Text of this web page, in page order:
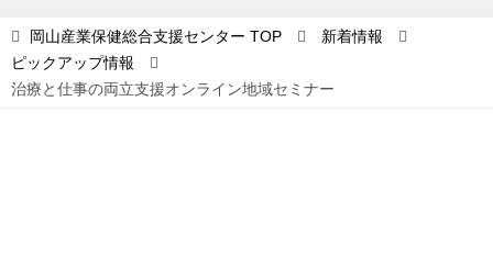
ョ
ン
岡山産業保健総合支援センター TOP
新着情報
ピックアップ情報
治療と仕事の両立支援オンライン地域セミナー